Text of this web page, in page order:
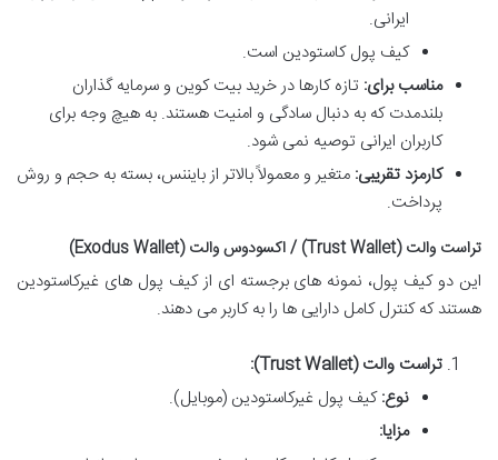
ایرانی.
کیف پول کاستودین است.
مناسب برای: تازه کارها در خرید بیت کوین و سرمایه گذاران
بلندمدت که به دنبال سادگی و امنیت هستند. به هیچ وجه برای
کاربران ایرانی توصیه نمی شود.
کارمزد تقریبی: متغیر و معمولاً بالاتر از بایننس، بسته به حجم و روش
پرداخت.
تراست والت (Trust Wallet) / اکسودوس والت (Exodus Wallet)
این دو کیف پول، نمونه های برجسته ای از کیف پول های غیرکاستودین
هستند که کنترل کامل دارایی ها را به کاربر می دهند.
تراست والت (Trust Wallet):
نوع:کیف پول غیرکاستودین (موبایل).
مزایا: